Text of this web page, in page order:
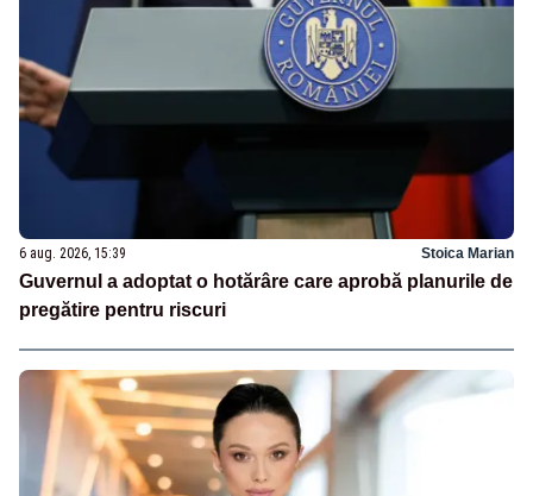
6 aug. 2026, 15:39 Stoica Marian
Guvernul a adoptat o hotărâre care aprobă planurile de
pregătire pentru riscuri